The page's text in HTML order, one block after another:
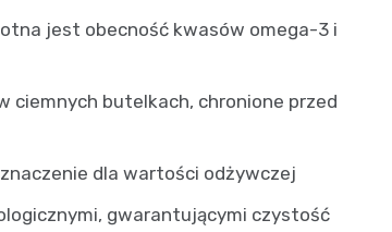
jest obecność kwasów omega-3 i
ciemnych butelkach, chronione przed
dla wartości odżywczej
gwarantującymi czystość